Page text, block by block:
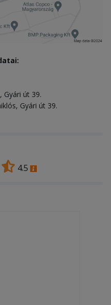
Gyári út 39.
Gyári út 39.
4.5